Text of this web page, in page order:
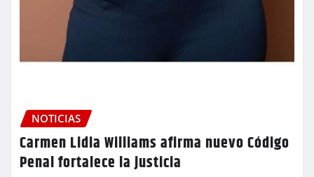
NOTICIAS
Carmen Lidia Williams afirma nuevo Código
Penal fortalece la justicia